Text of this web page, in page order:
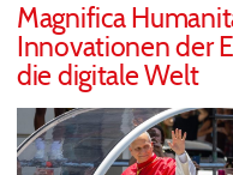
Magnifica
Innovationen der
die digitale Welt